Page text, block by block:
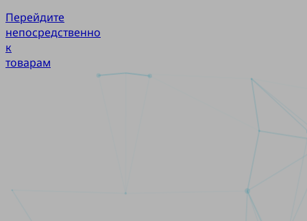
Перейдите
непосредственно
к
товарам